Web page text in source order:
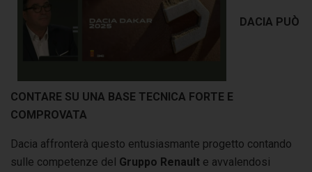
DACIA PUÒ
CONTARE SU UNA BASE TECNICA FORTE E
COMPROVATA
Dacia affronterà questo entusiasmante progetto contando
sulle competenze del Gruppo Renault e avvalendosi